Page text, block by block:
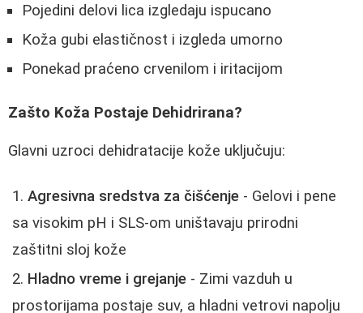
Pojedini delovi lica izgledaju ispucano
Koža gubi elastičnost i izgleda umorno
Ponekad praćeno crvenilom i iritacijom
Zašto Koža Postaje Dehidrirana?
Glavni uzroci dehidratacije kože uključuju:
Agresivna sredstva za čišćenje - Gelovi i pene
sa visokim pH i SLS-om uništavaju prirodni
zaštitni sloj kože
Hladno vreme i grejanje - Zimi vazduh u
prostorijama postaje suv, a hladni vetrovi napolju